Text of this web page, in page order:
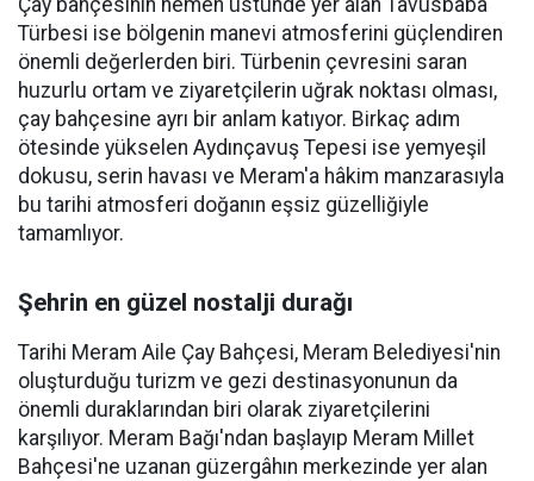
Çay bahçesinin hemen üstünde yer alan Tavusbaba
Türbesi ise bölgenin manevi atmosferini güçlendiren
önemli değerlerden biri. Türbenin çevresini saran
huzurlu ortam ve ziyaretçilerin uğrak noktası olması,
çay bahçesine ayrı bir anlam katıyor. Birkaç adım
ötesinde yükselen Aydınçavuş Tepesi ise yemyeşil
dokusu, serin havası ve Meram'a hâkim manzarasıyla
bu tarihi atmosferi doğanın eşsiz güzelliğiyle
tamamlıyor.
Şehrin en güzel nostalji durağı
Tarihi Meram Aile Çay Bahçesi, Meram Belediyesi'nin
oluşturduğu turizm ve gezi destinasyonunun da
önemli duraklarından biri olarak ziyaretçilerini
karşılıyor. Meram Bağı'ndan başlayıp Meram Millet
Bahçesi'ne uzanan güzergâhın merkezinde yer alan